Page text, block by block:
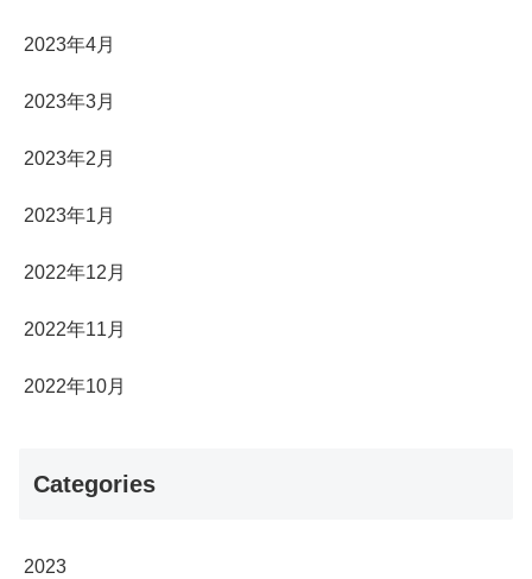
2023年4月
2023年3月
2023年2月
2023年1月
2022年12月
2022年11月
2022年10月
Categories
2023